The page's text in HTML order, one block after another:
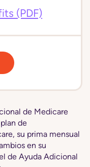
(PDF)
de Medicare
de
su prima mensual
en su
de Ayuda Adicional